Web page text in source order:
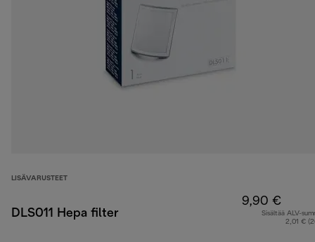
LISÄVARUSTEET
DLS011 Hepa filter
9,90 €
Sisältää ALV-
2,01 €